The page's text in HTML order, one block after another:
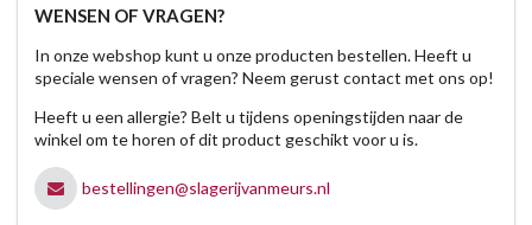
WENSEN OF VRAGEN?
In onze webshop kunt u onze producten bestellen. Heeft u
speciale wensen of vragen? Neem gerust contact met ons op!
Heeft u een allergie? Belt u tijdens openingstijden naar de
winkel om te horen of dit product geschikt voor u is.
bestellingen@slagerijvanmeurs.nl